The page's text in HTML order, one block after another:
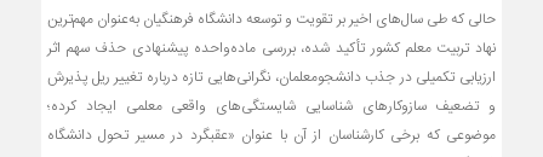
حالی که طی سال‌های اخیر بر تقویت و توسعه دانشگاه فرهنگیان به‌عنوان مهم‌ترین
نهاد تربیت معلم کشور تأکید شده، بررسی ماده‌واحده پیشنهادی حذف سهم اثر
ارزیابی تکمیلی در جذب دانشجومعلمان، نگرانی‌هایی تازه درباره تغییر ریل پذیرش
و تضعیف سازوکارهای شناسایی شایستگی‌های واقعی معلمی ایجاد کرده؛
موضوعی که برخی کارشناسان از آن با عنوان «عقبگرد در مسیر تحول دانشگاه